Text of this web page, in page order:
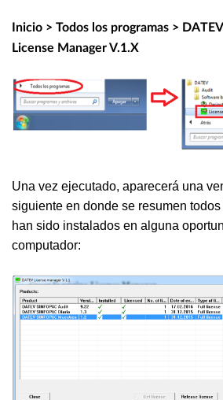
Inicio > Todos los programas >
License Manager V.1.X
Una vez ejecutado, aparecerá una
siguiente en donde se resumen
han sido instalados en alguna
computador: